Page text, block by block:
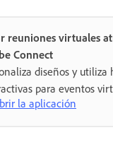
reuniones virtuales
Connect
diseños y utiliza
para eventos
la aplicación